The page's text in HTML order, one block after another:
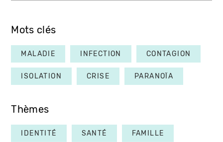
Mots clés
MALADIE INFECTION CONTAGION
ISOLATION CRISE PARANOÏA
Thèmes
IDENTITÉ SANTÉ FAMILLE